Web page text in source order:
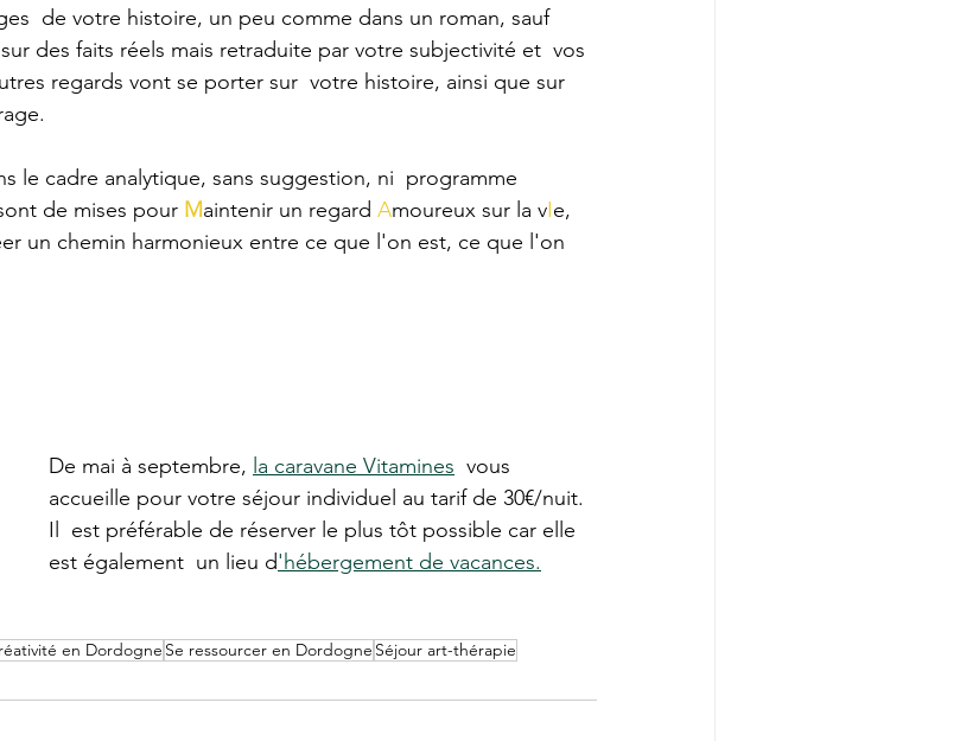
de votre histoire, un peu comme dans un roman, sauf
des faits réels mais retraduite par votre subjectivité et  vos
regards vont se porter sur  votre histoire, ainsi que sur
le cadre analytique, sans suggestion, ni  programme
de mises pour Maintenir un regard Amoureux sur la vIe,
un chemin harmonieux entre ce que l'on est, ce que l'on
De mai à septembre, la caravane Vitamines
  vous
accueille pour votre séjour individuel au tarif de 30€/nuit.
Il  est préférable de réserver le plus tôt possible car elle
est également  un lieu d'hébergement de vacances.
en Dordogne Se ressourcer en Dordogne Séjour art-thérapie